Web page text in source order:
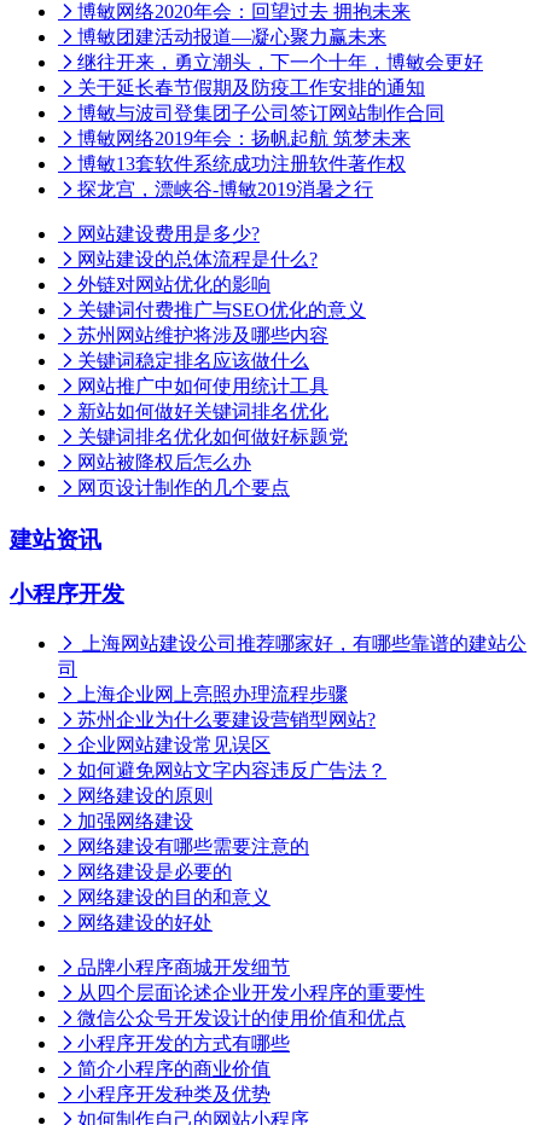
博敏网络2020年会：回望过去 拥抱未来
博敏团建活动报道—凝心聚力赢未来
继往开来，勇立潮头，下一个十年，博敏会更好
关于延长春节假期及防疫工作安排的通知
博敏与波司登集团子公司签订网站制作合同
博敏网络2019年会：扬帆起航 筑梦未来
博敏13套软件系统成功注册软件著作权
探龙宫，漂峡谷-博敏2019消暑之行
网站建设费用是多少?
网站建设的总体流程是什么?
外链对网站优化的影响
关键词付费推广与SEO优化的意义
苏州网站维护将涉及哪些内容
关键词稳定排名应该做什么
网站推广中如何使用统计工具
新站如何做好关键词排名优化
关键词排名优化如何做好标题党
网站被降权后怎么办
网页设计制作的几个要点
建站资讯
小程序开发
上海网站建设公司推荐哪家好，有哪些靠谱的建站公
司
上海企业网上亮照办理流程步骤
苏州企业为什么要建设营销型网站?
企业网站建设常见误区
如何避免网站文字内容违反广告法？
网络建设的原则
加强网络建设
网络建设有哪些需要注意的
网络建设是必要的
网络建设的目的和意义
网络建设的好处
品牌小程序商城开发细节
从四个层面论述企业开发小程序的重要性
微信公众号开发设计的使用价值和优点
小程序开发的方式有哪些
简介小程序的商业价值
小程序开发种类及优势
如何制作自己的网站小程序